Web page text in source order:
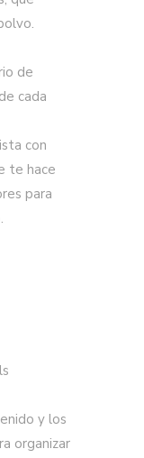
de
cada
con
te hace
para
y los
organizar